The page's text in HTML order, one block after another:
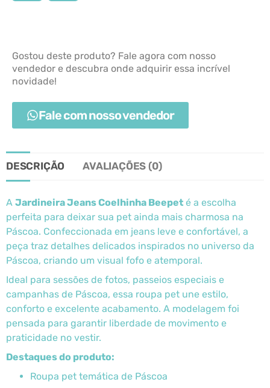
Gostou deste produto? Fale agora com nosso
vendedor e descubra onde adquirir essa incrível
novidade!
Fale com nosso vendedor
DESCRIÇÃO AVALIAÇÕES (0)
A Jardineira Jeans Coelhinha Beepet é a escolha
perfeita para deixar sua pet ainda mais charmosa na
Páscoa. Confeccionada em jeans leve e confortável, a
peça traz detalhes delicados inspirados no universo da
Páscoa, criando um visual fofo e atemporal.
Ideal para sessões de fotos, passeios especiais e
campanhas de Páscoa, essa roupa pet une estilo,
conforto e excelente acabamento. A modelagem foi
pensada para garantir liberdade de movimento e
praticidade no vestir.
Destaques do produto:
Roupa pet temática de Páscoa